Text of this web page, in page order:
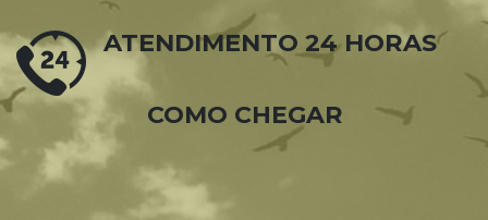
ATENDIMENTO 24 HORAS
COMO CHEGAR